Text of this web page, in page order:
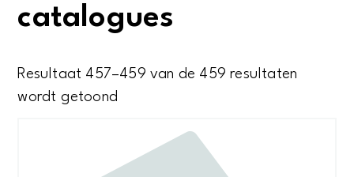
catalogues
Resultaat 457–459 van de 459 resultaten
wordt getoond
nieuwste